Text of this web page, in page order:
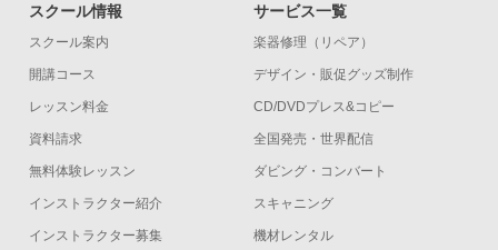
スクール情報
スクール案内
開講コース
レッスン料金
資料請求
無料体験レッスン
インストラクター紹介
インストラクター募集
サービス一覧
楽器修理（リペア）
デザイン・販促グッズ制作
CD/DVDプレス&コピー
全国発売・世界配信
ダビング・コンバート
スキャニング
機材レンタル